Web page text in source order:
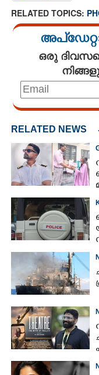
RELATED TOPICS:
ഒരു
RELATED NEWS